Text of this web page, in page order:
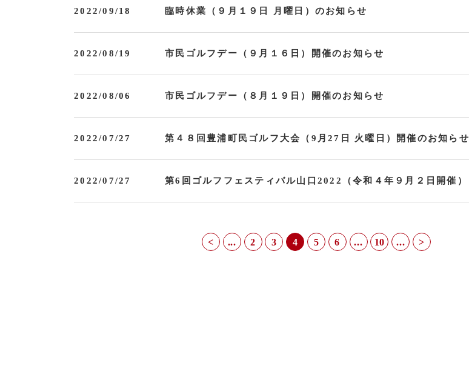
2022/09/18 臨時休業（９月１９日 月曜日）のお知らせ
2022/08/19 市民ゴルフデー（９月１６日）開催のお知らせ
2022/08/06 市民ゴルフデー（８月１９日）開催のお知らせ
2022/07/27 第４８回豊浦町民ゴルフ大会（9月27日 火曜日）開催のお知らせ
2022/07/27 第6回ゴルフフェスティバル山口2022（令和４年９月２日開催）
< ... 2 3 4 5 6 ... 10 ... >